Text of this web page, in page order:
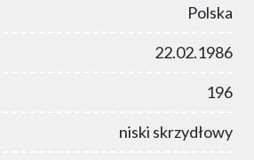
Polska
22.02.1986
196
niski skrzydłowy